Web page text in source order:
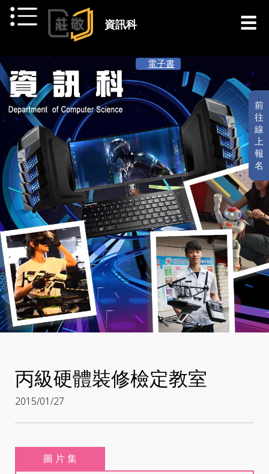
跳到主要內容
資訊科
前
往
線
上
報
名
電子書
丙級硬體裝修檢定教室
2015/01/27
圖 片 集